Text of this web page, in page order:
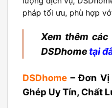
pháp tối ưu, phù hợp
Xem thêm
DSDhome tại
DSDhome– Đơn Vị
Ghép Uy Tín, Chất